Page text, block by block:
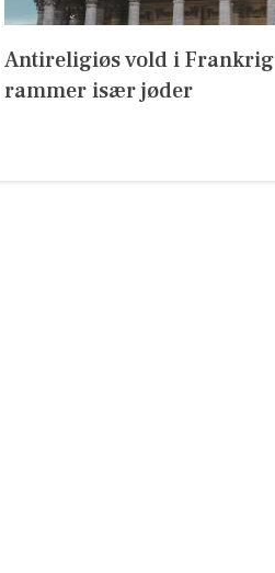
Antireligiøs vold i Frankrig
rammer især jøder